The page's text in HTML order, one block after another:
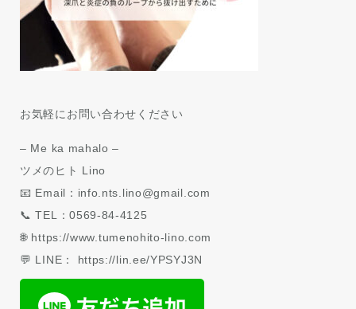
お気軽にお問い合わせください
– Me ka mahalo –
ツメのヒト Lino
📧 Email：info.nts.lino@gmail.com
📞 TEL：0569-84-4125
🌐 https://www.tumenohito-lino.com
💬 LINE： https://lin.ee/YPSYJ3N